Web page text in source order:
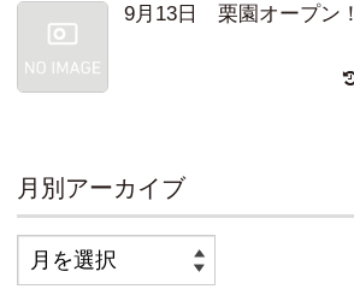
9月13日 栗園オープン！
月別アーカイブ